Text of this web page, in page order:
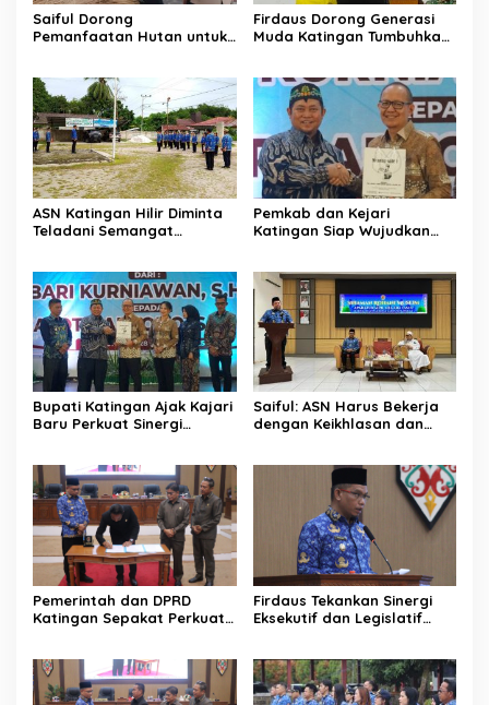
Saiful Dorong
Pemanfaatan Hutan untuk
Firdaus Dorong Generasi
Muda Katingan Tumbuhkan
ASN Katingan Hilir Diminta
Teladani Semangat
Pemkab dan Kejari
Katingan Siap Wujudkan
Bupati Katingan Ajak Kajari
Baru Perkuat Sinergi
Saiful: ASN Harus Bekerja
dengan Keikhlasan dan
Pemerintah dan DPRD
Katingan Sepakat Perkuat
Firdaus Tekankan Sinergi
Eksekutif dan Legislatif